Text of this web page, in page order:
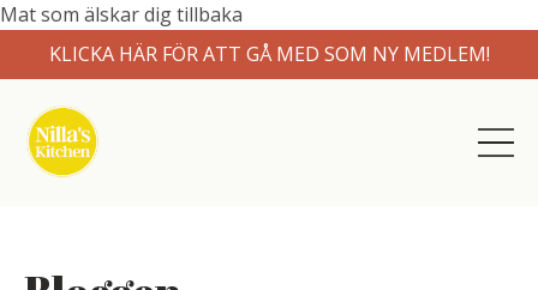
Mat som älskar dig tillbaka
KLICKA HÄR FÖR ATT GÅ MED SOM NY MEDLEM!